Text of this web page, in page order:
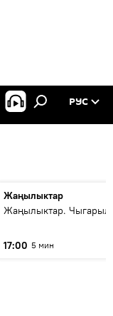
РУС
Жаңылыктар
Жаңылыктар.
17:00 5 мин